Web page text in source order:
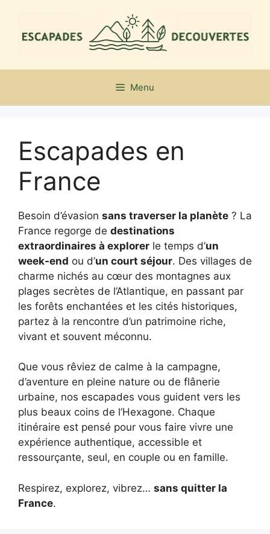
contenu
Menu
Escapades en
France
Besoin d’évasion sans traverser la planète ? La
France regorge de destinations
extraordinaires à explorer le temps d’un
week-end ou d’un court séjour. Des villages de
charme nichés au cœur des montagnes aux
plages secrètes de l’Atlantique, en passant par
les forêts enchantées et les cités historiques,
partez à la rencontre d’un patrimoine riche,
vivant et souvent méconnu.
Que vous rêviez de calme à la campagne,
d’aventure en pleine nature ou de flânerie
urbaine, nos escapades vous guident vers les
plus beaux coins de l’Hexagone. Chaque
itinéraire est pensé pour vous faire vivre une
expérience authentique, accessible et
ressourçante, seul, en couple ou en famille.
Respirez, explorez, vibrez… sans quitter la
France.